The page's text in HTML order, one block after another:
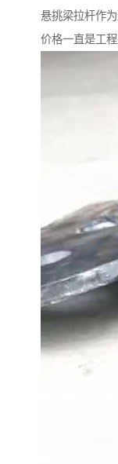
悬挑梁拉杆作
价格一直是工